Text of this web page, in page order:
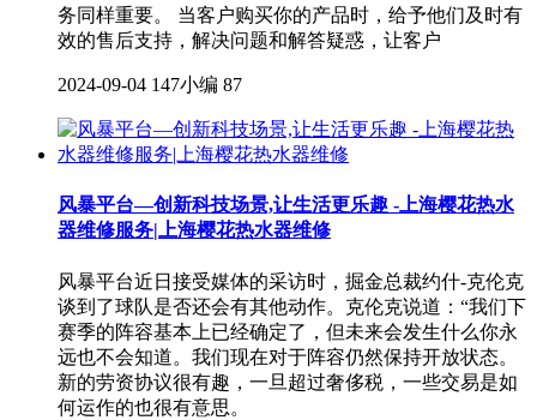
务同样重要。 当客户购买你的产品时，给予他们及时有
效的售后支持，解决问题和解答疑惑，让客户
2024-09-04 147小编 87
风暴平台—创新科技场景,让生活更乐趣 -上海樱花热水
器维修服务|上海樱花热水器维修
风暴平台近日接受媒体的采访时，掘金总裁约什-克伦克
谈到了球队是否还会有其他动作。克伦克说道：“我们下
赛季的阵容基本上已经确定了，但未来会发生什么你永
远也不会知道。我们现在对于阵容仍然保持开放状态。
新的劳资协议很有趣，一旦超过奢侈税，一些交易是如
何运作的也很有意思。